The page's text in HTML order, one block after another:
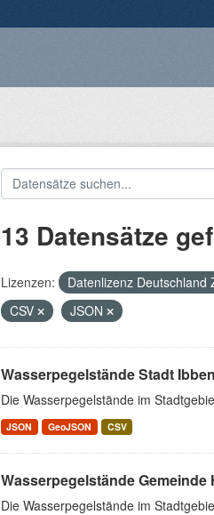
13 Datensätze
Lizenzen: Datenlizenz Deutschland
CSV
JSON
Wasserpegelstände Stadt
Die Wasserpegelstände im
JSON GeoJSON CSV
Wasserpegelstände Gemeinde
Die Wasserpegelstände im